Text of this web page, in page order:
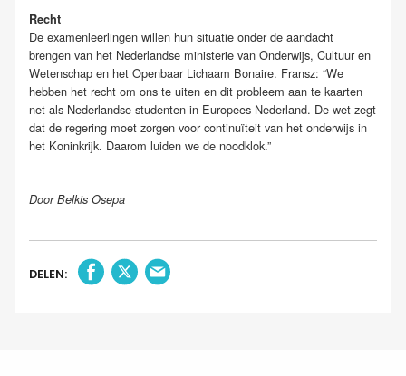
Recht
De examenleerlingen willen hun situatie onder de aandacht
brengen van het Nederlandse ministerie van Onderwijs, Cultuur en
Wetenschap en het Openbaar Lichaam Bonaire. Fransz: “We
hebben het recht om ons te uiten en dit probleem aan te kaarten
net als Nederlandse studenten in Europees Nederland. De wet zegt
dat de regering moet zorgen voor continuïteit van het onderwijs in
het Koninkrijk. Daarom luiden we de noodklok.”
Door Belkis Osepa
DELEN: